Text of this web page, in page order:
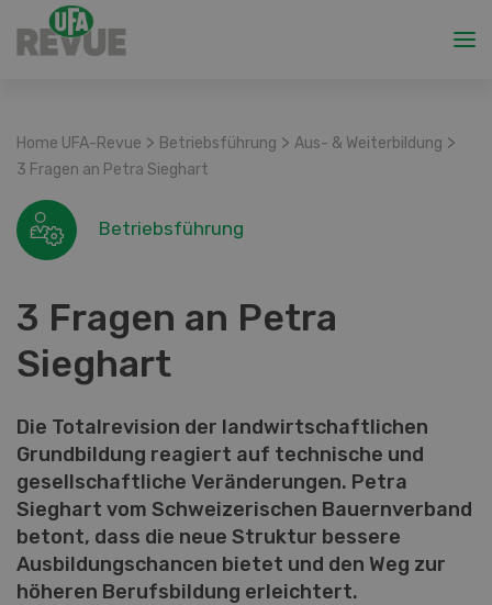
Home UFA-Revue > Betriebsführung > Aus- & Weiterbildung >
3 Fragen an Petra Sieghart
Betriebsführung
3 Fragen an Petra
Sieghart
Die Totalrevision der landwirtschaftlichen
Grundbildung reagiert auf technische und
gesellschaftliche Veränderungen. Petra
Sieghart vom Schweizerischen Bauernverband
betont, dass die neue Struktur bessere
Ausbildungschancen bietet und den Weg zur
höheren Berufsbildung erleichtert.